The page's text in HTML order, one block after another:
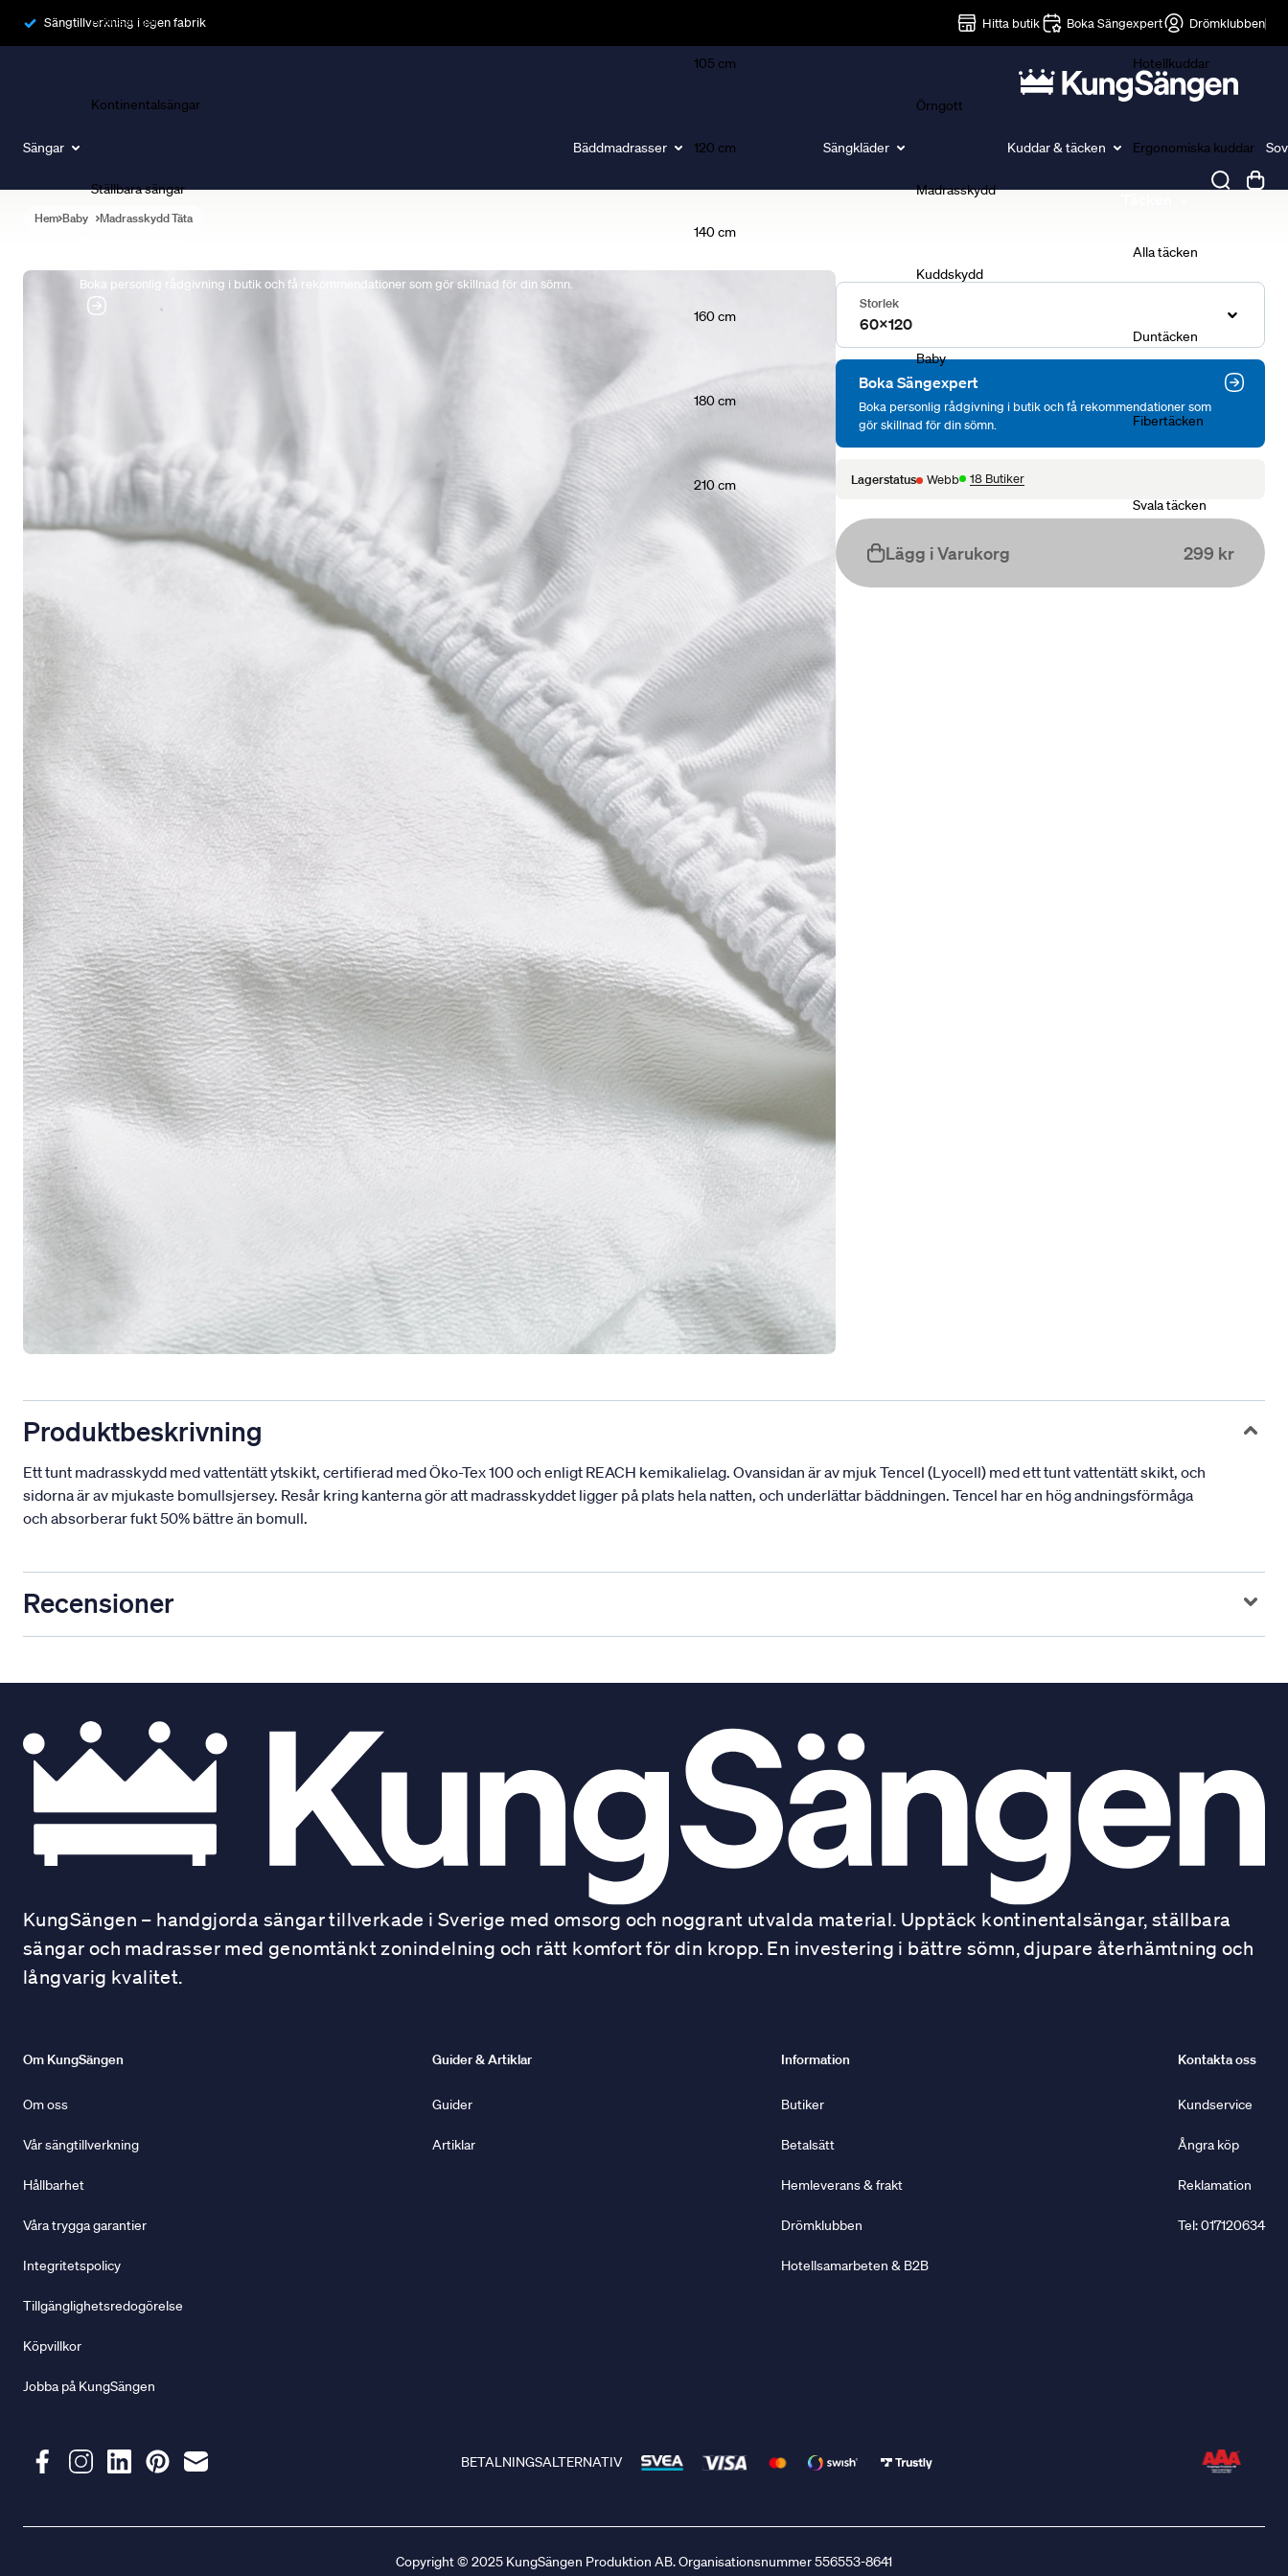
Sängtillverkning i egen fabrik Hitta butik Boka Sängexpert Drömklubben
Sängar
Ramsängar
Kontinentalsängar
Ställbara sängar
Boka personlig rådgivning i butik och få rekommendationer som gör skillnad för din sömn.
Bäddmadrasser
105 cm
120 cm
140 cm
160 cm
180 cm
210 cm
Sängkläder
Örngott
Madrasskydd
Kuddskydd
Baby
Kuddar & täcken
Hotellkuddar
Ergonomiska kuddar
Alla täcken
Duntäcken
Fibertäcken
Svala täcken
Hem Baby Madrasskydd Täta
Storlek
60x120
Boka Sängexpert
Boka personlig rådgivning i butik och få rekommendationer som
gör skillnad för din sömn.
Lagerstatus Webb 18 Butiker
Lägg i Varukorg 299 kr
Produktbeskrivning
Ett tunt madrasskydd med vattentätt ytskikt, certifierad med Öko-Tex 100 och enligt REACH kemikalielag. Ovansidan är av mjuk Tencel (Lyocell) med ett tunt vattentätt skikt, och
sidorna är av mjukaste bomullsjersey. Resår kring kanterna gör att madrasskyddet ligger på plats hela natten, och underlättar bäddningen. Tencel har en hög andningsförmåga
och absorberar fukt 50% bättre än bomull.
Recensioner
KungSängen – handgjorda sängar tillverkade i Sverige med omsorg och noggrant utvalda material. Upptäck kontinentalsängar, ställbara
sängar och madrasser med genomtänkt zonindelning och rätt komfort för din kropp. En investering i bättre sömn, djupare återhämtning och
långvarig kvalitet.
Om KungSängen
Om oss
Vår sängtillverkning
Hållbarhet
Våra trygga garantier
Integritetspolicy
Tillgänglighetsredogörelse
Köpvillkor
Jobba på KungSängen
Guider & Artiklar
Guider
Artiklar
Information
Butiker
Betalsätt
Hemleverans & frakt
Drömklubben
Hotellsamarbeten & B2B
Kontakta oss
Kundservice
Ångra köp
Reklamation
Tel: 017120634
BETALNINGSALTERNATIV
Copyright © 2025 KungSängen Produktion AB. Organisationsnummer 556553-8641